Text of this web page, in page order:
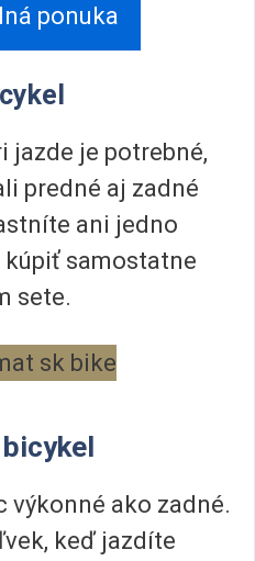
ponuka
jazde je potrebné,
predné aj zadné
ani jedno
kúpiť samostatne
sete.
výkonné ako zadné.
keď jazdíte